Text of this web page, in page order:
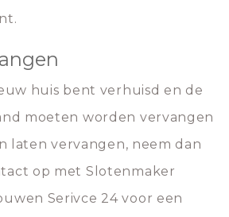
huis bent verhuisd en de
moeten worden vervangen
laten vervangen, neem dan
op met Slotenmaker
Serivce 24 voor een